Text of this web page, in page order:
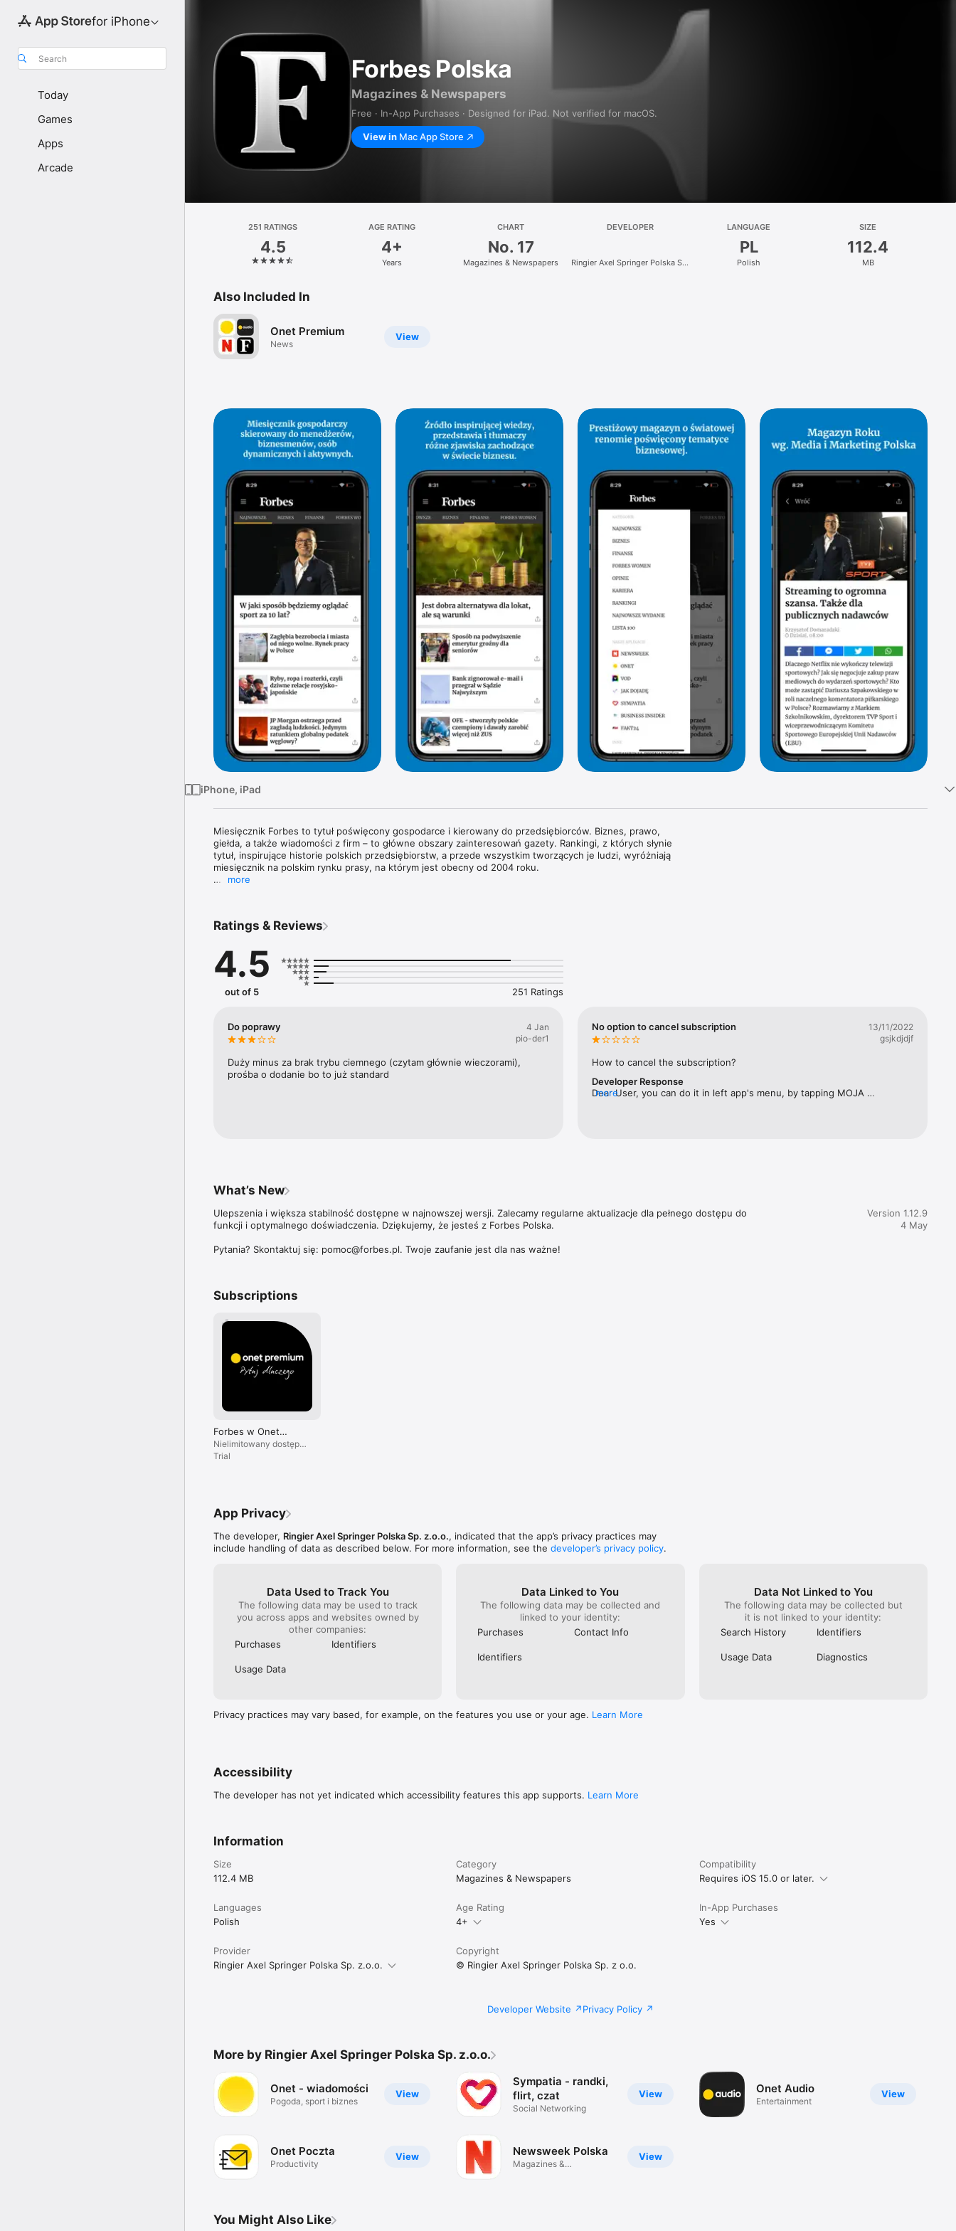
for iPhone
Search
Today
Games
Apps
Arcade
Forbes Polska
Magazines & Newspapers
Free · In-App Purchases · Designed for iPad. Not verified for macOS.
View in Mac App Store
251 RATINGS
4.5
AGE RATING
4+
Years
CHART
No. 17
Magazines & Newspapers
DEVELOPER
Ringier Axel Springer Polska Sp.
LANGUAGE
PL
Polish
SIZE
112.4
MB
Also Included In
View
Onet Premium
News
iPhone, iPad
Miesięcznik Forbes to tytuł poświęcony gospodarce i kierowany do przedsiębiorców. Biznes, prawo,
giełda, a także wiadomości z firm – to główne obszary zainteresowań gazety. Rankingi, z których słynie
tytuł, inspirujące historie polskich przedsiębiorstw, a przede wszystkim tworzących je ludzi, wyróżniają
miesięcznik na polskim rynku prasy, na którym jest obecny od 2004 roku.
największe nazwiska świata biznesu, ekonomii i finansów.
jak obowiązujące przepisy prawne wpływają na prowadzenie biznesu w Polsce. Obserwujemy światowe
trendy i ich wpływ na rynek pracy w kraju.
Doroczny Ranking 100 najbogatszych Polaków to jedna z flagowych publikacji magazynu. Ale Forbes
trzyma rękę na pulsie nie tylko jeśli chodzi o najbardziej majętnych przedsiębiorców. W corocznym
najbardziej dynamicznie zwiększające swoją wartość.
ale także do wszystkich wydań magazynu Forbes Women.
Więcej szczegółów dotyczących subskrypcji, politykę prywatności oraz zasady użytkowania aplikacji
more
Ratings & Reviews
4.5
out of 5 251 Ratings
Do poprawy
4 Jan
pio-der1
Duży minus za brak trybu ciemnego (czytam głównie wieczorami),
prośba o dodanie bo to już standard
No option to cancel subscription
13/11/2022
gsjkdjdjf
How to cancel the subscription?
Developer Response
Dear User, you can do it in left app's menu, by tapping MOJA
more
What’s New
Ulepszenia i większa stabilność dostępne w najnowszej wersji. Zalecamy regularne aktualizacje dla pełnego dostępu do
funkcji i optymalnego doświadczenia. Dziękujemy, że jesteś z Forbes Polska.
Pytania? Skontaktuj się: pomoc@forbes.pl. Twoje zaufanie jest dla nas ważne!
Version 1.12.9
4 May
Subscriptions
Forbes w Onet
Premium
Nielimitowany dostęp
do treści i brak reklam.
Trial
App Privacy
The developer, Ringier Axel Springer Polska Sp. z.o.o., indicated that the app’s privacy practices may
include handling of data as described below. For more information, see the developer’s privacy policy.
Data Used to Track You
The following data may be used to track
you across apps and websites owned by
other companies:
Purchases
Identifiers
Usage Data
Data Linked to You
The following data may be collected and
linked to your identity:
Purchases
Contact Info
Identifiers
Data Not Linked to You
The following data may be collected but
it is not linked to your identity:
Search History
Identifiers
Usage Data Diagnostics
Privacy practices may vary based, for example, on the features you use or your age. Learn More
Accessibility
The developer has not yet indicated which accessibility features this app supports. Learn More
Information
Size
112.4 MB
Category
Magazines & Newspapers
Compatibility
Requires iOS 15.0 or later.
Languages
Polish
Age Rating
4+
In-App Purchases
Yes
Provider
Ringier Axel Springer Polska Sp. z.o.o.
Copyright
© Ringier Axel Springer Polska Sp. z o.o.
Developer Website Privacy Policy
More by Ringier Axel Springer Polska Sp. z.o.o.
View
Onet - wiadomości
Pogoda, sport i biznes
View
Onet Poczta
Productivity
View
Sympatia - randki,
flirt, czat
Social Networking
View
Newsweek Polska
Magazines &
View
Onet Audio
Entertainment
You Might Also Like